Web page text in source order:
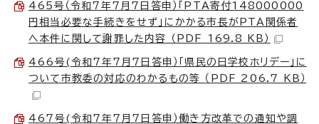
465号（令和7年7月7日答申）「PTA寄付148000000
円相当必要な手続きをせず」にかかる市長がPTA関係者
へ本件に関して謝罪した内容 （PDF 169.8 KB）
466号(令和7年7月7日答申）「県民の日学校ホリデー」に
ついて市教委の対応のわかるもの等 （PDF 206.7 KB）
467号(令和7年7月7日答申）働き方改革での通知や調